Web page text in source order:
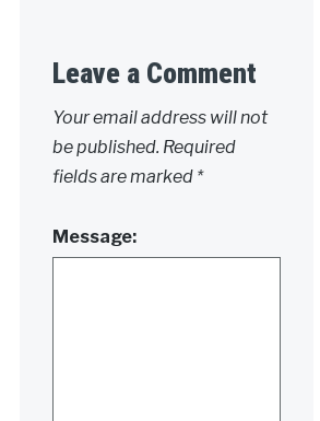
Leave a Comment
Your email address will not
be published. Required
fields are marked *
Message: